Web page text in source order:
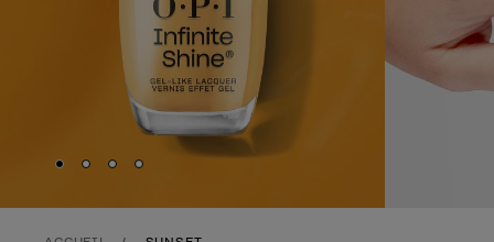
Skip to slide
Skip to slide
Skip to slide
Skip to slide